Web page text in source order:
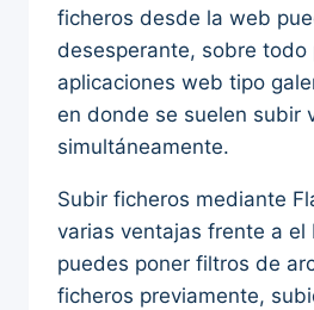
ficheros desde la web
desesperante, sobre todo
aplicaciones web tipo
en donde se suelen subir
simultáneamente.
Subir ficheros mediante
varias ventajas frente a el
puedes poner filtros de
ficheros previamente,